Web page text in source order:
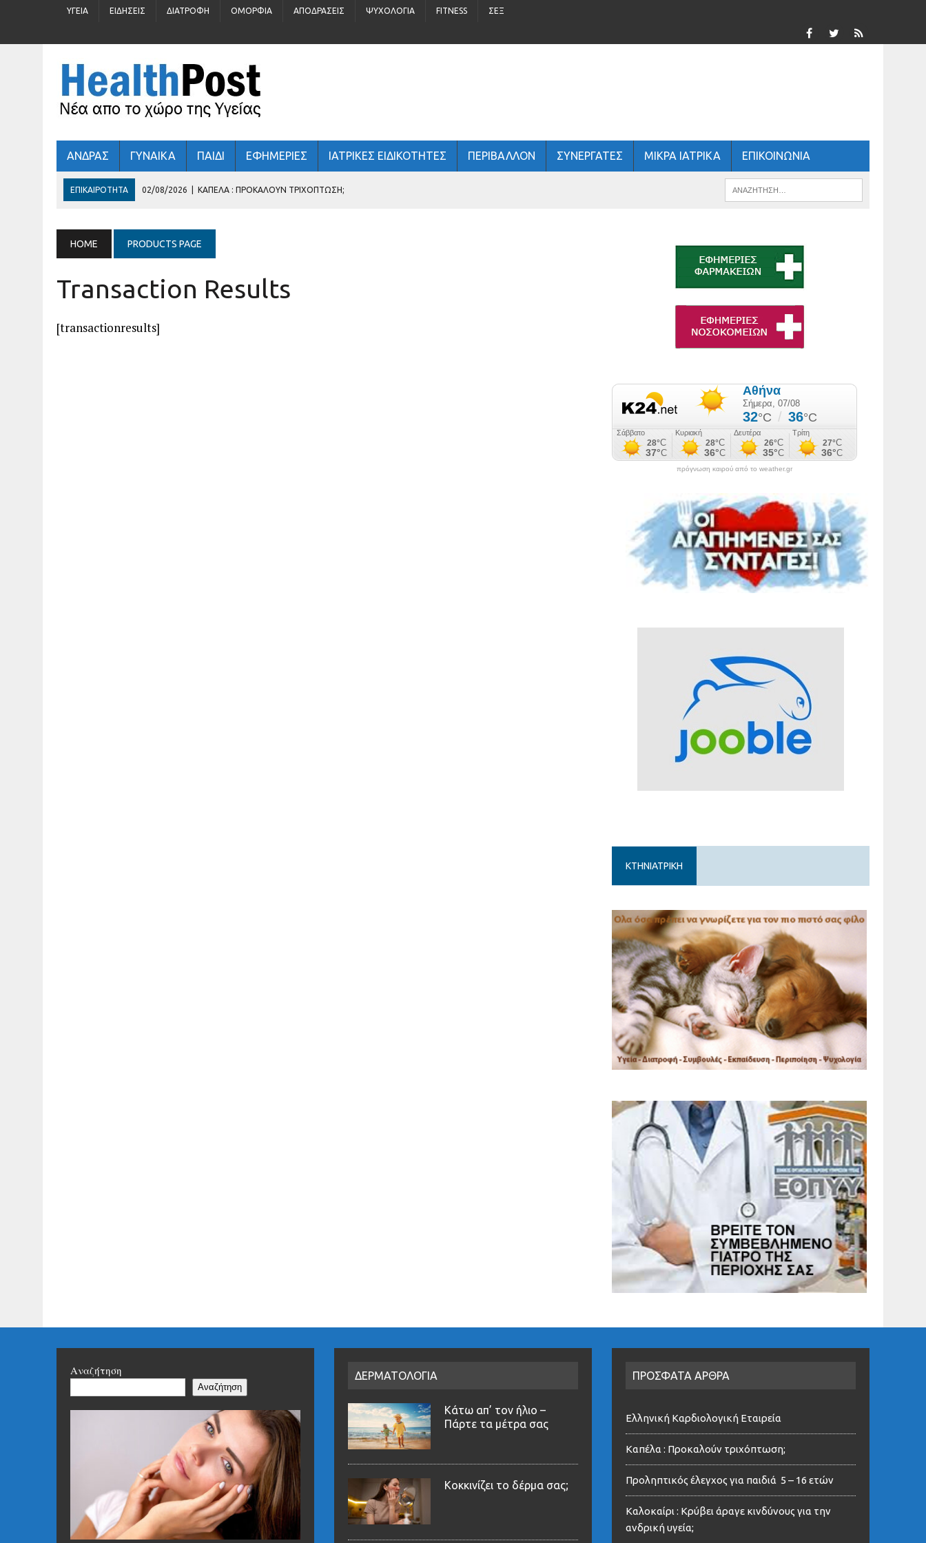
ΥΓΕΊΑ ΕΙΔΉΣΕΙΣ ΔΙΑΤΡΟΦΉ ΟΜΟΡΦΙΆ ΑΠΟΔΡΆΣΕΙΣ ΨΥΧΟΛΟΓΊΑ FITNESS ΣΈΞ
ΑΝΔΡΑΣ ΓΥΝΑΙΚΑ ΠΑΙΔΙ ΕΦΗΜΕΡΙΕΣ ΙΑΤΡΙΚΕΣ ΕΙΔΙΚΟΤΗΤΕΣ ΠΕΡΙΒΆΛΛΟΝ ΣΥΝΕΡΓΑΤΕΣ ΜΙΚΡΑ ΙΑΤΡΙΚΑ ΕΠΙΚΟΙΝΩΝΙΑ
ΕΠΙΚΑΙΡΌΤΗΤΑ 02/08/2026 ΚΑΠΈΛΑ : ΠΡΟΚΑΛΟΎΝ ΤΡΙΧΌΠΤΩΣΗ;
29/07/2026 | ΤΊ ΓΥΑΛΙΆ ΗΛΊΟΥ ΦΟΡΆΤΕ;
03/08/2026 ΕΛΛΗΝΙΚΉ ΚΑΡΔΙΟΛΟΓΙΚΉ ΕΤΑΙΡΕΊΑ
HOME PRODUCTS PAGE
Transaction Results
[transactionresults]
πρόγνωση καιρού από το weather.gr
ΚΤΗΝΙΑΤΡΙΚΗ
Αναζήτηση
Αναζήτηση
ΔΕΡΜΑΤΟΛΟΓΙΑ
Κάτω απ’ τον ήλιο –
Πάρτε τα μέτρα σας
Κοκκινίζει το δέρμα σας;
ΠΡΟΣΦΑΤΑ ΑΡΘΡΑ
Ελληνική Καρδιολογική Εταιρεία
Καπέλα : Προκαλούν τριχόπτωση;
Προληπτικός έλεγχος για παιδιά 5 – 16 ετών
Καλοκαίρι : Κρύβει άραγε κινδύνους για την
ανδρική υγεία;